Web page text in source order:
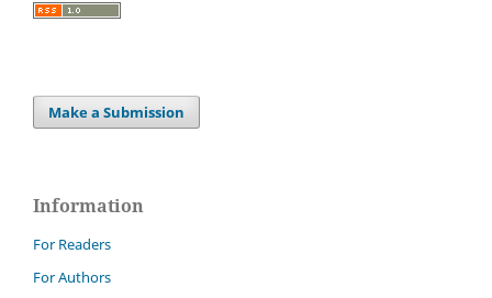
Make a Submission
Information
For Readers
For Authors